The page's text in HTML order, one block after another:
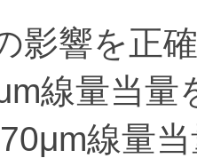
影響を正
線量当量
線量